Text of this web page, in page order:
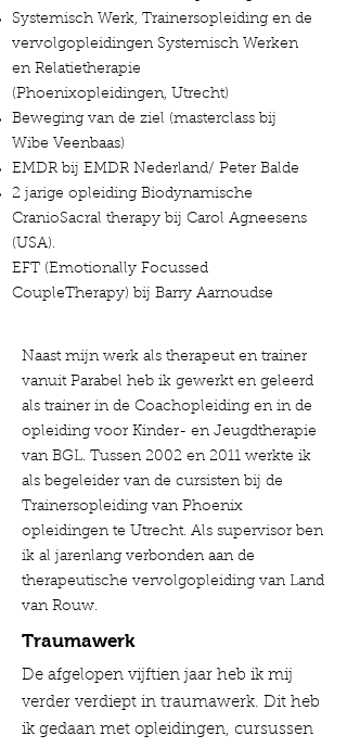
Systemisch Werk, Trainersopleiding en de
vervolgopleidingen Systemisch Werken
en Relatietherapie
(Phoenixopleidingen, Utrecht)
Beweging van de ziel (masterclass bij
Wibe Veenbaas)
EMDR bij EMDR Nederland/ Peter Balde
2 jarige opleiding Biodynamische
CranioSacral therapy bij Carol Agneesens
(USA).
EFT (Emotionally Focussed
CoupleTherapy) bij Barry Aarnoudse
Naast mijn werk als therapeut en trainer
vanuit Parabel heb ik gewerkt en geleerd
als trainer in de Coachopleiding en in de
opleiding voor Kinder- en Jeugdtherapie
van BGL. Tussen 2002 en 2011 werkte ik
als begeleider van de cursisten bij de
Trainersopleiding van Phoenix
opleidingen te Utrecht. Als supervisor ben
ik al jarenlang verbonden aan de
therapeutische vervolgopleiding van Land
van Rouw.
Traumawerk
De afgelopen vijftien jaar heb ik mij
verder verdiept in traumawerk. Dit heb
ik gedaan met opleidingen, cursussen